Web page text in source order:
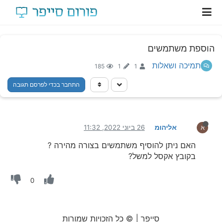
הוספת משתמשים
תמיכה ושאלות 1
1
185
התחבר בכדי לפרסם תגובה
א אליהומ 26 ביוני 2022, 11:32
האם ניתן להוסיף משתמשים בצורה מהירה ?
בקובץ אקסל למשל?
0
סייפר | © כל הזכויות שמורות